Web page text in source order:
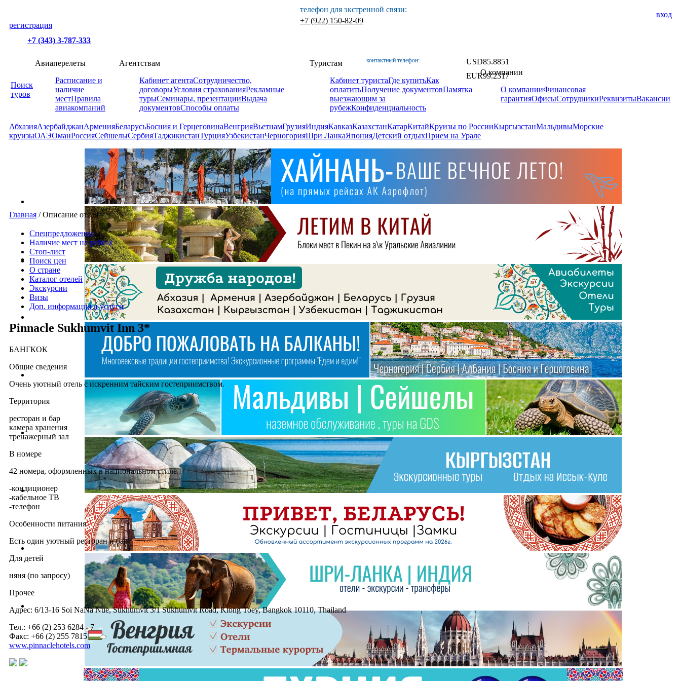
вход
регистрация
+7 (343) 3-787-333
телефон для экстренной связи:
+7 (922) 150-82-09
контактный телефон: USD85.8851
EUR99.2317
Поиск
туров
Авиаперелеты
Расписание и
наличие
местПравила
авиакомпаний
Агентствам
Кабинет агентаСотрудничество,
договорыУсловия страхованияРекламные
турыСеминары, презентацииВыдача
документовСпособы оплаты
Туристам
Кабинет туристаГде купитьКак
оплатитьПолучение документовПамятка
выезжающим за
рубежКонфиденциальность
О компании
О компанииФинансовая
гарантияОфисыСотрудникиРеквизитыВакансии
АбхазияАзербайджанАрменияБеларусьБосния и ГерцеговинаВенгрияВьетнамГрузияИндияКавказКазахстанКатарКитайКруизы по РоссииКыргызстанМальдивыМорские
круизыОАЭОманРоссияСейшелыСербияТаджикистанТурцияУзбекистанЧерногорияШри ЛанкаЯпонияДетский отдыхПрием на Урале
Главная /Описание отеля
Спецпредложения
Наличие мест на рейсах
Стоп-лист
Поиск цен
О стране
Каталог отелей
Экскурсии
Визы
Доп. информация и услуги
Pinnacle Sukhumvit Inn 3*
БАНГКОК
Общие сведения
Очень уютный отель с искренним тайским гостеприимством.
Территория
ресторан и бар
камера хранения
тренажерный зал
В номере
42 номера, оформленных в национальном стиле.
-кондиционер
-кабельное ТВ
-телефон
Особенности питания
Есть один уютный ресторан и бар
Для детей
няня (по запросу)
Прочее
Адрес: 6/13-16 Soi NaNa Nue, Sukhumvit 3/1 Sukhumvit Road, Klong Toey, Bangkok 10110, Thailand
Тел.: +66 (2) 253 6284 - 7
Факс: +66 (2) 255 7815
www.pinnaclehotels.com